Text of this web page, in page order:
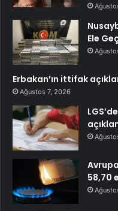
Ele
Erbakan’ın ittifak
Ağustos 7, 2026
58,70